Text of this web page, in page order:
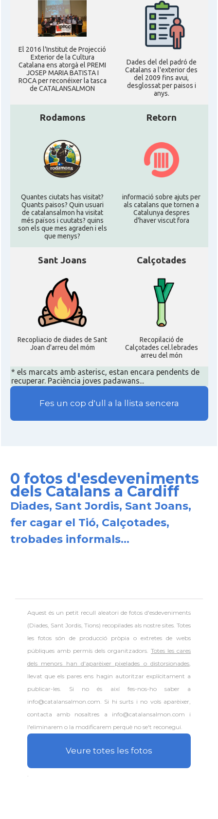
El 2016 l'Institut de Projecció
Exterior de la Cultura
Catalana ens atorgà el PREMI
JOSEP MARIA BATISTA I
ROCA per reconéixer la tasca
de CATALANSALMON
Dades del del padró de
Catalans a l'exterior des
del 2009 fins avui,
desglossat per paisos i
anys.
Rodamons
Quantes ciutats has visitat?
Quants paisos? Quin usuari
de catalansalmon ha visitat
més països i cuutats? quins
son els que mes agraden i els
que menys?
Retorn
informació sobre ajuts per
als catalans que tornen a
Catalunya despres
d'haver viscut fora
Sant Joans
Recopliacio de diades de Sant
Joan d'arreu del móm
Calçotades
Recopilació de
Calçotades cel.lebrades
arreu del món
* els marcats amb asterisc, estan encara pendents de
recuperar. Paciència joves padawans...
Fes un cop d'ull a la llista sencera
0 fotos d'esdeveniments
dels Catalans a Cardiff
Diades, Sant Jordis, Sant Joans,
fer cagar el Tió, Calçotades,
trobades informals...
Aquest és un petit recull aleatori defotos d'esdeveniments
(Diades, Sant Jordis, Tions) recopilades als nostre sites. Totes
les fotos són de producció pròpia o extretes de webs
públiques amb permís dels organitzadors.Totes les cares
dels menors han d'aparèixer pixelades o distorsionades,
llevat que els pares ens hagin autoritzar explícitament a
publicar-les. Si no és així fes-nos-ho saber a
info@catalansalmon.com. Si hi surts i no vols aparèixer,
contacta amb nosaltres a info@catalansalmon.com i
l'eliminarem o la modificarem perquè no se't reconegui.
Veure totes les fotos